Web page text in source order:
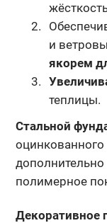
и
якорем
теплицы.
Стальной
полимерное
Декоративное